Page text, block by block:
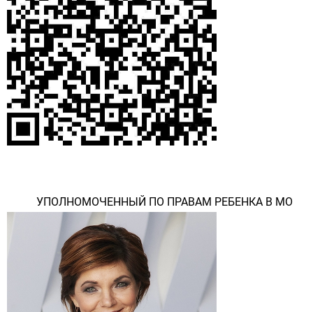
УПОЛНОМОЧЕННЫЙ ПО ПРАВАМ РЕБЕНКА В МО